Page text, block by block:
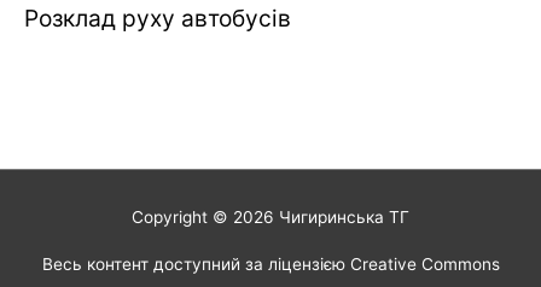
Розклад руху автобусів
Copyright © 2026 Чигиринська ТГ
Весь контент доступний за ліцензією Creative Commons